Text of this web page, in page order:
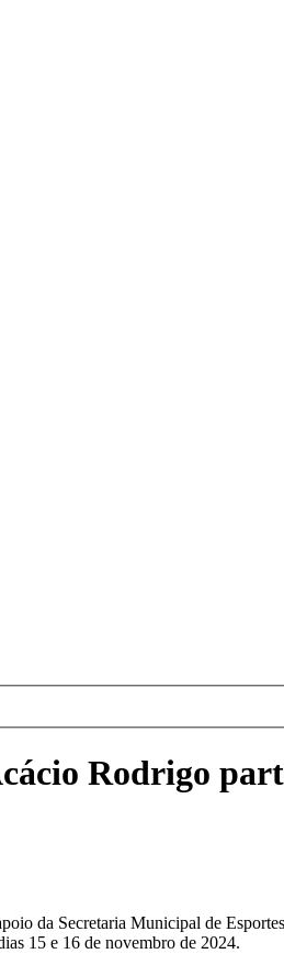
Rodrigo
da Secretaria Municipal de
15 e 16 de novembro de 2024.